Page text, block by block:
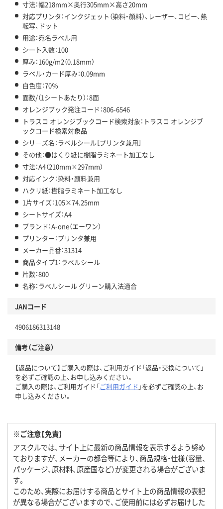
寸法：幅218mm×奥行305mm×高さ20mm
対応プリンタ：インクジェット（染料・顔料）、レーザー、コピー、熱
転写、ドット
用途：宛名ラベル用
シート入数：100
厚み：160g/m2（0.18mm）
ラベル・カード厚み：0.09mm
白色度：70％
面数/（1シートあたり）：8面
オレンジブック発注コード：806-6546
トラスコ オレンジブックコード検索対象：トラスコ オレンジブ
ックコード検索対象品
シリ―ズ名：ラベルシール［プリンタ兼用］
その他：●はくり紙に樹脂ラミネート加工なし
寸法：A4（210mm×297mm）
対応インク：染料・顔料兼用
ハクリ紙：樹脂ラミネート加工なし
1片サイズ：105×74.25mm
シートサイズ：A4
ブランド：A-one（エーワン）
プリンター：プリンタ兼用
メーカー品番：31314
商品タイプ1：ラベルシール
片数：800
名称：ラベルシール グリーン購入法適合
JANコード
4906186313148
備考（ご注意）
【返品について】ご購入の際は、ご利用ガイド「返品・交換について」
を必ずご確認の上、お申し込みください。
ご購入の際は、ご利用ガイド「ご利用ガイド 」を必ずご確認の上、お
申し込みください。
※ご注意【免責】
アスクルでは、サイト上に最新の商品情報を表示するよう努め
ておりますが、メーカーの都合等により、商品規格・仕様（容量、
パッケージ、原材料、原産国など）が変更される場合がございま
す。
このため、実際にお届けする商品とサイト上の商品情報の表記
が異なる場合がございますので、ご使用前には必ずお届けした